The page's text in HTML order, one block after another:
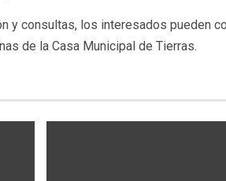
y consultas, los interesados pueden
de la Casa Municipal de Tierras.